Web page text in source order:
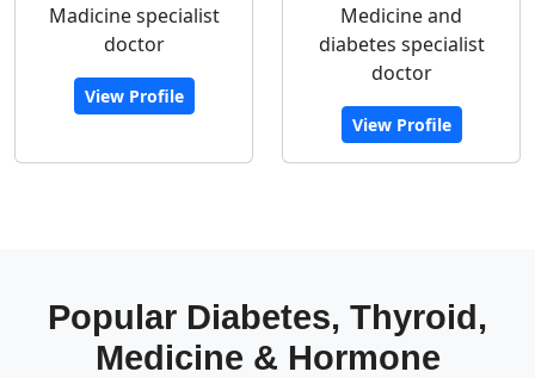
Madicine specialist
doctor
View Profile
Medicine and
diabetes specialist
doctor
View Profile
Popular Diabetes, Thyroid,
Medicine & Hormone